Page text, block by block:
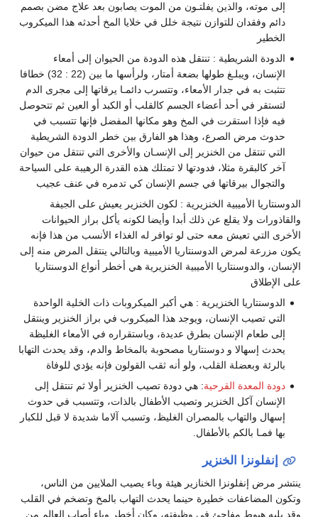
إلى موته، والذين يفلتـون من الموت يصابون بعد علاج مضن بصمم
دائم وفقدان للتوازن نتيجة خلل في خلايا المخ أحدثه هذا الميكروب
الخطير
الدودة الشريطية : تنتقل هذه الدودة من الحيوان إلى أمعاء
الإنسان، ويبلـغ طولها بضعة أمتار، ولرأسها ما بين (22 : 32) خطافا
تتثبت به في جدار الأمعاء، وتتسرب دائمـا يرقاتها إلى مجرى الدم
لتستقر في أحد أعضاء الجسم كالقلب أو الكبد أو العين ثم تتحوصل
فيه فإذا استقرت في المخ وهو مكانها المفضل فإنها تتسبب في
حدوث مرض الصرع، وهذا هو الفارق بين خطر الدودة الشريطية
التي تنتقل من الخنزير إلى الإنسـان والأخرى التي تنتقل من حيوان
آخر كالبقرة مثلا، فدودتها لا تمتلك هذه القدرة الرهيبة على السياحة
والتجوال بيرقاتها في جسم الإنسان كي تدمره في عنف عجيب
الدوسنتاريا الأميبية الخنزيرية : لكون الخنزير يعيش على الجيفة
والقاذورات ولا يقلع عن ذلك أبدا وأيضا لكونه يأكل براز الحيوانات
الأخرى التي تعيش معه حتى لو توافر له الغذاء الأنسب من هذا فإنه
يكون مزرعة لمرض الدوسنتاريا الأميبية وبالتالي ينتقل المرض منه إلى
الإنسان، والدوسنتاريا الأميبية الخنزيرية هي أخطر أنواع الدوسنتاريا
على الإطلاق
الدوسنتاريا الخنزيرية : هي أكبر الميكروبات ذات الخلية الواحدة
التي تصيب الإنسان، ويوجد هذا الميكروب في براز الخنزير وينتقل
إلى طعام الإنسان بطرق عديدة، وباستقراره في الأمعاء الغليظة
يحدث إسهالا و دوسنتاريا مصحوبة بالمخاط والدم، وقد يحدث التهابا
بالرئة وبعضلة القلب، ولو أنه ثقب القولون فإنه يؤدي للوفاة
دودة المعدة القرحية: هي دودة تصيب الخنزير أولا ثم تنتقل إلى
الإنسان آكل الخنزير وتصيب الأطفال بالذات، وتتسبب في حدوث
إسهال والتهاب بالمصران الغليظ، وتسبب آلاما شديدة لا قبل للكبار
بها فمـا بالكم بالأطفال.
إنفلونزا الخنزير
ينتشر مرض إنفلونزا الخنازير هيئة وباء يصيب الملايين من الناس،
وتكون المضاعفات خطيرة حينما يحدث التهاب بالمخ وتضخم في القلب
وقد يليه هبوط مفاجئ في وظيفته، وكان أخطر وباء أصاب العالم من